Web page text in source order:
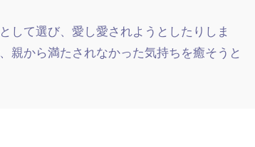
して選び、愛し愛されようとしたりしま
親から満たされなかった気持ちを癒そうと